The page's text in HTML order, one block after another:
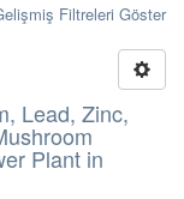
Filtreleri Göster
Lead, Zinc,
Plant in